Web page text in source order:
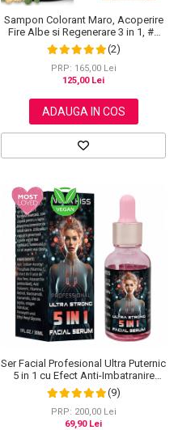
Sampon Colorant Maro, Acoperire
Fire Albe si Regenerare 3 in 1, #2
Brown, 500 ml
(2)
PRP: 165,00 Lei
125,00 Lei
ADAUGA IN COS
Ser Facial Profesional Ultra Puternic
5 in 1 cu Efect Anti-Imbatranire
NOVA KISS®, 30 ml
(9)
PRP: 200,00 Lei
69,90 Lei